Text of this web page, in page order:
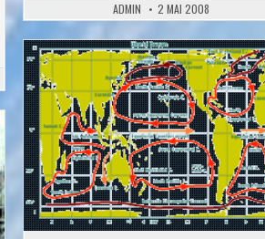
ADMIN 2 MAI 2008
Posted
in